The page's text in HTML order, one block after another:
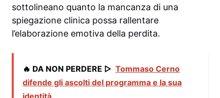
sottolineano quanto la mancanza di una
spiegazione clinica possa rallentare
l’elaborazione emotiva della perdita.
🔥 DA NON PERDERE ▷ Tommaso Cerno
difende gli ascolti del programma e la sua
identità